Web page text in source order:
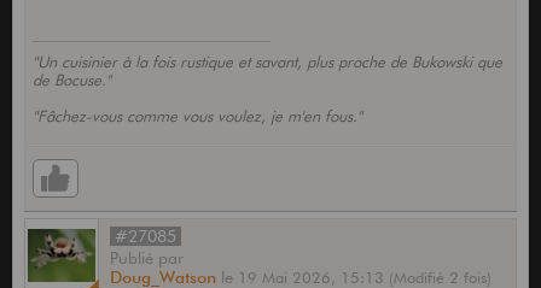
"Un cuisinier à la fois rustique et savant, plus proche de Bukowski que
de Bocuse."
"Fâchez-vous comme vous voulez, je m'en fous."
#27085
Publié par
Doug_Watson le 19 Mai 2026, 15:13 (Modifié 2 fois)